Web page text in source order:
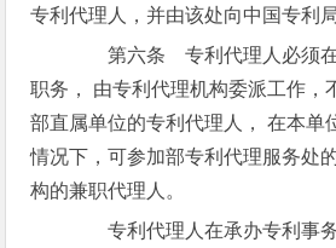
专利代理人，并由该处向中国专利局
第六条 专利代理人必须在
职务， 由专利代理机构委派工作，
部直属单位的专利代理人， 在本单
情况下，可参加部专利代理服务处
构的兼职代理人。
专利代理人在承办专利事务